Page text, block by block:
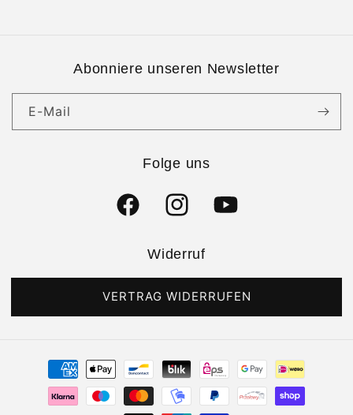
Abonniere unseren Newsletter
E-Mail
Folge uns
FacebookInstagramYouTube
Widerruf
VERTRAG WIDERRUFEN
Zahlungsmethoden